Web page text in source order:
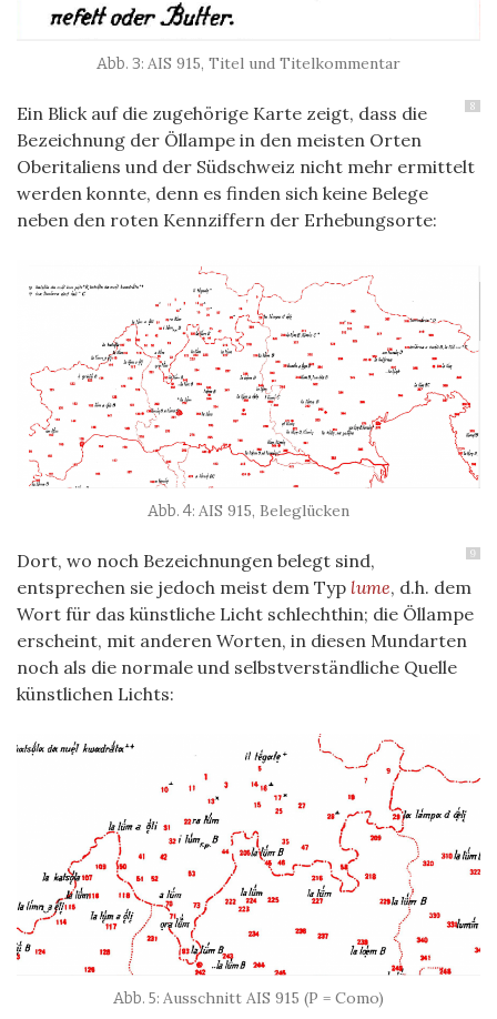
AIS 915, Titel und Titelkommentar
8
Ein Blick auf die zugehörige Karte zeigt, dass die
Bezeichnung der Öllampe in den meisten Orten
Oberitaliens und der Südschweiz nicht mehr ermittelt
werden konnte, denn es finden sich keine Belege
neben den roten Kennziffern der Erhebungsorte:
AIS 915, Beleglücken
9
Dort, wo noch Bezeichnungen belegt sind,
entsprechen sie jedoch meist dem Typ lume, d.h. dem
Wort für das künstliche Licht schlechthin; die Öllampe
erscheint, mit anderen Worten, in diesen Mundarten
noch als die normale und selbstverständliche Quelle
künstlichen Lichts:
Ausschnitt AIS 915 (P = Como)